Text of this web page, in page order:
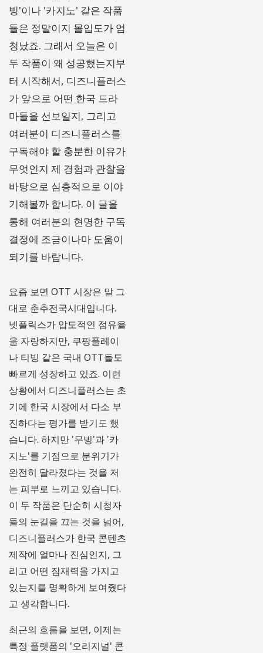
빙'이나 '카지노' 같은 작품
들은 정말이지 몰입도가 엄
청났죠. 그래서 오늘은 이
두 작품이 왜 성공했는지부
터 시작해서, 디즈니플러스
가 앞으로 어떤 한국 드라
마들을 선보일지, 그리고
여러분이 디즈니플러스를
구독해야 할 충분한 이유가
무엇인지 제 경험과 관찰을
바탕으로 심층적으로 이야
기해볼까 합니다. 이 글을
통해 여러분의 현명한 구독
결정에 조금이나마 도움이
되기를 바랍니다.
요즘 보면 OTT 시장은 말 그
대로 춘추전국시대입니다.
넷플릭스가 압도적인 점유율
을 자랑하지만, 쿠팡플레이
나 티빙 같은 국내 OTT들도
빠르게 성장하고 있죠. 이런
상황에서 디즈니플러스는 초
기에 한국 시장에서 다소 부
진하다는 평가를 받기도 했
습니다. 하지만 '무빙'과 '카
지노'를 기점으로 분위기가
완전히 달라졌다는 것을 저
는 피부로 느끼고 있습니다.
이 두 작품은 단순히 시청자
들의 눈길을 끄는 것을 넘어,
디즈니플러스가 한국 콘텐츠
제작에 얼마나 진심인지, 그
리고 어떤 잠재력을 가지고
있는지를 명확하게 보여줬다
고 생각합니다.
최근의 흐름을 보면, 이제는
특정 플랫폼의 '오리지널' 콘